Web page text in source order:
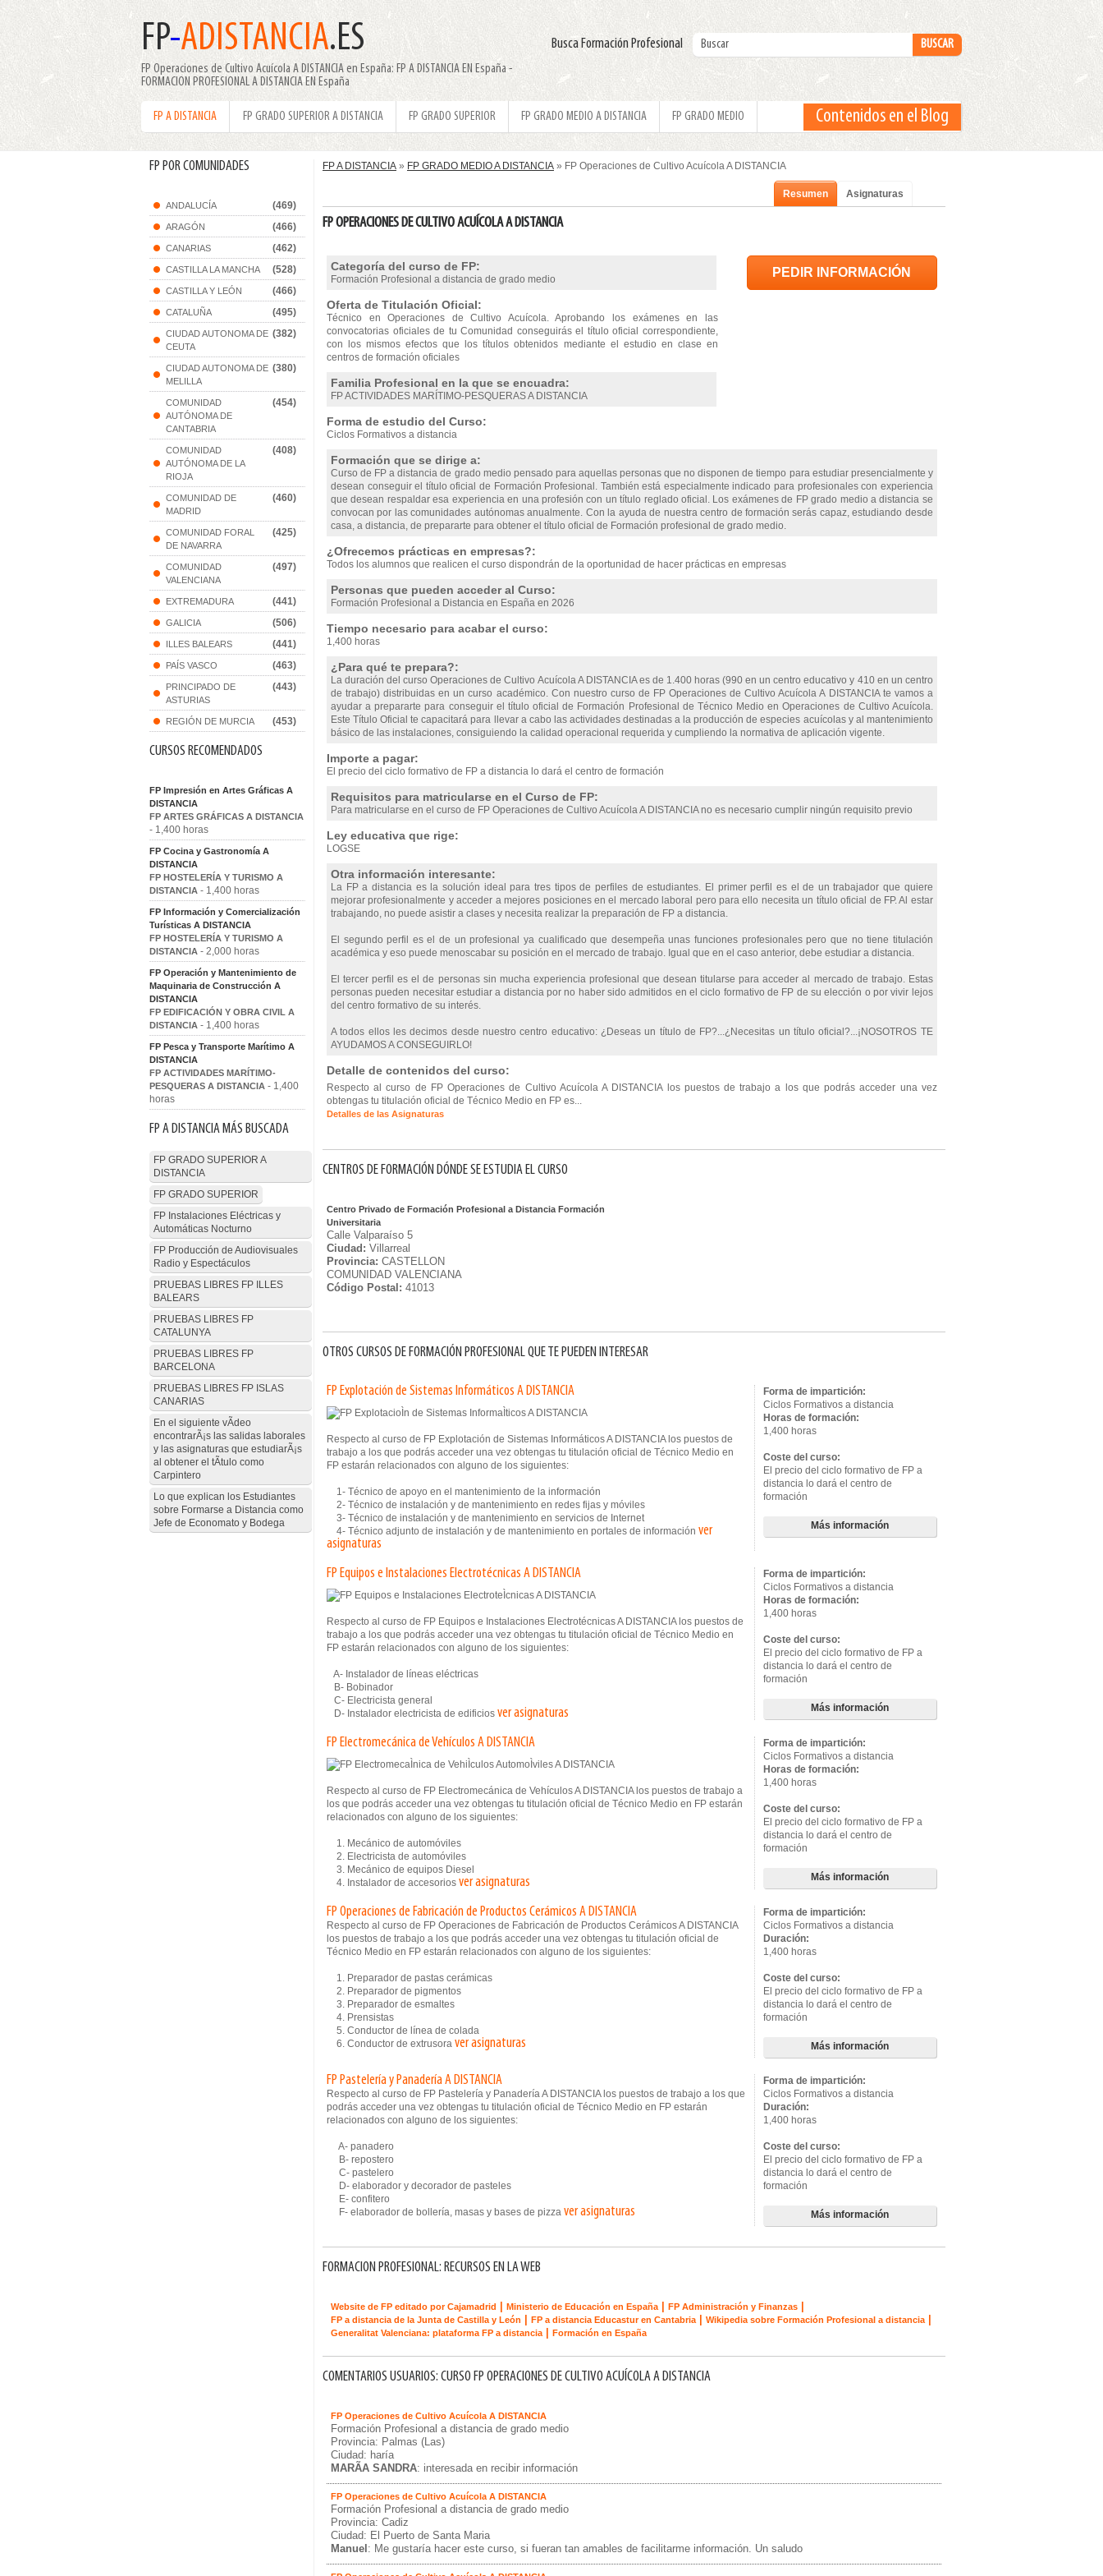
FP-ADISTANCIA.ES
FP Operaciones de Cultivo Acuícola A DISTANCIA en España: FP A DISTANCIA EN España -
FORMACION PROFESIONAL A DISTANCIA EN España
Busca Formación Profesional
FP A DISTANCIA FP GRADO SUPERIOR A DISTANCIA FP GRADO SUPERIOR FP GRADO MEDIO A DISTANCIA FP GRADO MEDIO Contenidos en el Blog
FP POR COMUNIDADES
ANDALUCÍA (469)
ARAGÓN (466)
CANARIAS (462)
CASTILLA LA MANCHA (528)
CASTILLA Y LEÓN (466)
CATALUÑA (495)
CIUDAD AUTONOMA DE
CEUTA
(382)
CIUDAD AUTONOMA DE
MELILLA
(380)
COMUNIDAD
AUTÓNOMA DE
CANTABRIA
(454)
COMUNIDAD
AUTÓNOMA DE LA
RIOJA
(408)
COMUNIDAD DE
MADRID
(460)
COMUNIDAD FORAL
DE NAVARRA
(425)
COMUNIDAD
VALENCIANA
(497)
EXTREMADURA (441)
GALICIA (506)
ILLES BALEARS (441)
PAÍS VASCO (463)
PRINCIPADO DE
ASTURIAS
(443)
REGIÓN DE MURCIA (453)
CURSOS RECOMENDADOS
FP Impresión en Artes Gráficas A
DISTANCIA
FP ARTES GRÁFICAS A DISTANCIA
- 1,400 horas
FP Cocina y Gastronomía A
DISTANCIA
FP HOSTELERÍA Y TURISMO A
DISTANCIA - 1,400 horas
FP Información y Comercialización
Turísticas A DISTANCIA
FP HOSTELERÍA Y TURISMO A
DISTANCIA - 2,000 horas
FP Operación y Mantenimiento de
Maquinaria de Construcción A
DISTANCIA
FP EDIFICACIÓN Y OBRA CIVIL A
DISTANCIA - 1,400 horas
FP Pesca y Transporte Marítimo A
DISTANCIA
FP ACTIVIDADES MARÍTIMO-
PESQUERAS A DISTANCIA - 1,400
horas
FP A DISTANCIA MÁS BUSCADA
FP GRADO SUPERIOR A
DISTANCIA
FP GRADO SUPERIOR
FP Instalaciones Eléctricas y
Automáticas Nocturno
FP Producción de Audiovisuales
Radio y Espectáculos
PRUEBAS LIBRES FP ILLES
BALEARS
PRUEBAS LIBRES FP
CATALUNYA
PRUEBAS LIBRES FP
BARCELONA
PRUEBAS LIBRES FP ISLAS
CANARIAS
En el siguiente vÃ­deo
encontrarÃ¡s las salidas laborales
y las asignaturas que estudiarÃ¡s
al obtener el tÃ­tulo como
Carpintero
Lo que explican los Estudiantes
sobre Formarse a Distancia como
Jefe de Economato y Bodega
FP A DISTANCIA » FP GRADO MEDIO A DISTANCIA » FP Operaciones de Cultivo Acuícola A DISTANCIA
Resumen Asignaturas
FP OPERACIONES DE CULTIVO ACUÍCOLA A DISTANCIA
PEDIR INFORMACIÓN
Categoría del curso de FP:
Formación Profesional a distancia de grado medio
Oferta de Titulación Oficial:
Técnico en Operaciones de Cultivo Acuícola. Aprobando los exámenes en las
convocatorias oficiales de tu Comunidad conseguirás el título oficial correspondiente,
con los mismos efectos que los títulos obtenidos mediante el estudio en clase en
centros de formación oficiales
Familia Profesional en la que se encuadra:
FP ACTIVIDADES MARÍTIMO-PESQUERAS A DISTANCIA
Forma de estudio del Curso:
Ciclos Formativos a distancia
Formación que se dirige a:
Curso de FP a distancia de grado medio pensado para aquellas personas que no disponen de tiempo para estudiar presencialmente y
desean conseguir el título oficial de Formación Profesional. También está especialmente indicado para profesionales con experiencia
que desean respaldar esa experiencia en una profesión con un título reglado oficial. Los exámenes de FP grado medio a distancia se
convocan por las comunidades autónomas anualmente. Con la ayuda de nuestra centro de formación serás capaz, estudiando desde
casa, a distancia, de prepararte para obtener el título oficial de Formación profesional de grado medio.
¿Ofrecemos prácticas en empresas?:
Todos los alumnos que realicen el curso dispondrán de la oportunidad de hacer prácticas en empresas
Personas que pueden acceder al Curso:
Formación Profesional a Distancia en España en 2026
Tiempo necesario para acabar el curso:
1,400 horas
¿Para qué te prepara?:
La duración del curso Operaciones de Cultivo Acuícola A DISTANCIA es de 1.400 horas (990 en un centro educativo y 410 en un centro
de trabajo) distribuidas en un curso académico. Con nuestro curso de FP Operaciones de Cultivo Acuícola A DISTANCIA te vamos a
ayudar a prepararte para conseguir el título oficial de Formación Profesional de Técnico Medio en Operaciones de Cultivo Acuícola.
Este Título Oficial te capacitará para llevar a cabo las actividades destinadas a la producción de especies acuícolas y al mantenimiento
básico de las instalaciones, consiguiendo la calidad operacional requerida y cumpliendo la normativa de aplicación vigente.
Importe a pagar:
El precio del ciclo formativo de FP a distancia lo dará el centro de formación
Requisitos para matricularse en el Curso de FP:
Para matricularse en el curso de FP Operaciones de Cultivo Acuícola A DISTANCIA no es necesario cumplir ningún requisito previo
Ley educativa que rige:
LOGSE
Otra información interesante:
La FP a distancia es la solución ideal para tres tipos de perfiles de estudiantes. El primer perfil es el de un trabajador que quiere
mejorar profesionalmente y acceder a mejores posiciones en el mercado laboral pero para ello necesita un título oficial de FP. Al estar
trabajando, no puede asistir a clases y necesita realizar la preparación de FP a distancia.
El segundo perfil es el de un profesional ya cualificado que desempeña unas funciones profesionales pero que no tiene titulación
académica y eso puede menoscabar su posición en el mercado de trabajo. Igual que en el caso anterior, debe estudiar a distancia.
El tercer perfil es el de personas sin mucha experiencia profesional que desean titularse para acceder al mercado de trabajo. Estas
personas pueden necesitar estudiar a distancia por no haber sido admitidos en el ciclo formativo de FP de su elección o por vivir lejos
del centro formativo de su interés.
A todos ellos les decimos desde nuestro centro educativo: ¿Deseas un título de FP?...¿Necesitas un título oficial?...¡NOSOTROS TE
AYUDAMOS A CONSEGUIRLO!
Detalle de contenidos del curso:
Respecto al curso de FP Operaciones de Cultivo Acuícola A DISTANCIA los puestos de trabajo a los que podrás acceder una vez
obtengas tu titulación oficial de Técnico Medio en FP es...
Detalles de las Asignaturas
CENTROS DE FORMACIÓN DÓNDE SE ESTUDIA EL CURSO
Centro Privado de Formación Profesional a Distancia Formación
Universitaria
Calle Valparaíso 5
Ciudad: Villarreal
Provincia: CASTELLON
COMUNIDAD VALENCIANA
Código Postal: 41013
OTROS CURSOS DE FORMACIÓN PROFESIONAL QUE TE PUEDEN INTERESAR
FP Explotación de Sistemas Informáticos A DISTANCIA
Respecto al curso de FP Explotación de Sistemas Informáticos A DISTANCIA los puestos de
trabajo a los que podrás acceder una vez obtengas tu titulación oficial de Técnico Medio en
FP estarán relacionados con alguno de los siguientes:
1- Técnico de apoyo en el mantenimiento de la información
2- Técnico de instalación y de mantenimiento en redes fijas y móviles
3- Técnico de instalación y de mantenimiento en servicios de Internet
4- Técnico adjunto de instalación y de mantenimiento en portales de información ver
asignaturas
Forma de impartición:
Ciclos Formativos a distancia
Horas de formación:
1,400 horas
Coste del curso:
El precio del ciclo formativo de FP a
distancia lo dará el centro de
formación
Más información
FP Equipos e Instalaciones Electrotécnicas A DISTANCIA
Respecto al curso de FP Equipos e Instalaciones Electrotécnicas A DISTANCIA los puestos de
trabajo a los que podrás acceder una vez obtengas tu titulación oficial de Técnico Medio en
FP estarán relacionados con alguno de los siguientes:
A- Instalador de líneas eléctricas
B- Bobinador
C- Electricista general
D- Instalador electricista de edificios ver asignaturas
Forma de impartición:
Ciclos Formativos a distancia
Horas de formación:
1,400 horas
Coste del curso:
El precio del ciclo formativo de FP a
distancia lo dará el centro de
formación
Más información
FP Electromecánica de Vehículos A DISTANCIA
Respecto al curso de FP Electromecánica de Vehículos A DISTANCIA los puestos de trabajo a
los que podrás acceder una vez obtengas tu titulación oficial de Técnico Medio en FP estarán
relacionados con alguno de los siguientes:
1. Mecánico de automóviles
2. Electricista de automóviles
3. Mecánico de equipos Diesel
4. Instalador de accesorios ver asignaturas
Forma de impartición:
Ciclos Formativos a distancia
Horas de formación:
1,400 horas
Coste del curso:
El precio del ciclo formativo de FP a
distancia lo dará el centro de
formación
Más información
FP Operaciones de Fabricación de Productos Cerámicos A DISTANCIA
Respecto al curso de FP Operaciones de Fabricación de Productos Cerámicos A DISTANCIA
los puestos de trabajo a los que podrás acceder una vez obtengas tu titulación oficial de
Técnico Medio en FP estarán relacionados con alguno de los siguientes:
1. Preparador de pastas cerámicas
2. Preparador de pigmentos
3. Preparador de esmaltes
4. Prensistas
5. Conductor de línea de colada
6. Conductor de extrusora ver asignaturas
Forma de impartición:
Ciclos Formativos a distancia
Duración:
1,400 horas
Coste del curso:
El precio del ciclo formativo de FP a
distancia lo dará el centro de
formación
Más información
FP Pastelería y Panadería A DISTANCIA
Respecto al curso de FP Pastelería y Panadería A DISTANCIA los puestos de trabajo a los que
podrás acceder una vez obtengas tu titulación oficial de Técnico Medio en FP estarán
relacionados con alguno de los siguientes:
A- panadero
B- repostero
C- pastelero
D- elaborador y decorador de pasteles
E- confitero
F- elaborador de bollería, masas y bases de pizza ver asignaturas
Forma de impartición:
Ciclos Formativos a distancia
Duración:
1,400 horas
Coste del curso:
El precio del ciclo formativo de FP a
distancia lo dará el centro de
formación
Más información
FORMACION PROFESIONAL: RECURSOS EN LA WEB
Website de FP editado por Cajamadrid Ministerio de Educación en España FP Administración y Finanzas
FP a distancia de la Junta de Castilla y León FP a distancia Educastur en Cantabria Wikipedia sobre Formación Profesional a distancia
Generalitat Valenciana: plataforma FP a distancia Formación en España
COMENTARIOS USUARIOS: CURSO FP OPERACIONES DE CULTIVO ACUÍCOLA A DISTANCIA
FP Operaciones de Cultivo Acuícola A DISTANCIA
Formación Profesional a distancia de grado medio
Provincia: Palmas (Las)
Ciudad: haría
MARÃA SANDRA: interesada en recibir información
FP Operaciones de Cultivo Acuícola A DISTANCIA
Formación Profesional a distancia de grado medio
Provincia: Cadiz
Ciudad: El Puerto de Santa Maria
Manuel : Me gustaría hacer este curso, si fueran tan amables de facilitarme información. Un saludo